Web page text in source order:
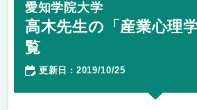
愛知学院大学
高木先生の「産業心理
覧
更新日 ： 2019/10/25